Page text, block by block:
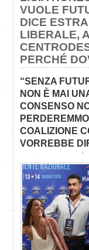
VUOLE
DICE
LIBERALE,
PERCHÉ
“SENZA
NON È MAI
CONSENSO
COALIZIONE
VORREBBE